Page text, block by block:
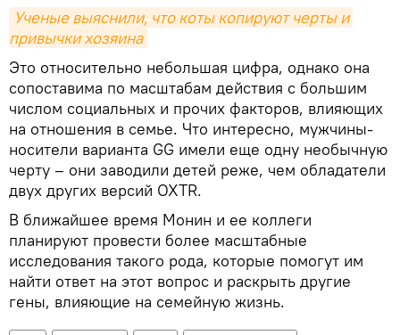
Ученые выяснили, что коты копируют черты и
привычки хозяина
Это относительно небольшая цифра, однако она
сопоставима по масштабам действия с большим
числом социальных и прочих факторов, влияющих
на отношения в семье. Что интересно, мужчины-
носители варианта GG имели еще одну необычную
черту – они заводили детей реже, чем обладатели
двух других версий OXTR.
В ближайшее время Монин и ее коллеги
планируют провести более масштабные
исследования такого рода, которые помогут им
найти ответ на этот вопрос и раскрыть другие
гены, влияющие на семейную жизнь.